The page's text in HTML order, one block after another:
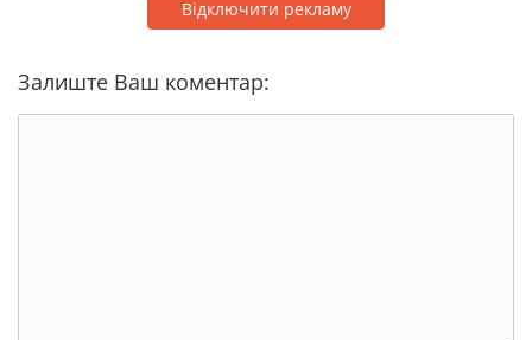
Відключити рекламу
Залиште Ваш коментар: